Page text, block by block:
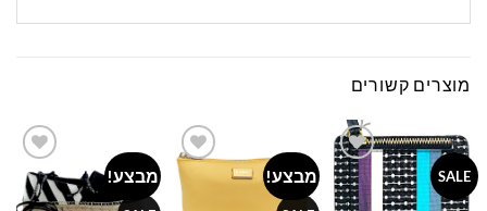
מוצרים קשורים
SALE
Add to
wishlist
מבצע!
Add to
wishlist
מבצע!
Add to
wishlist